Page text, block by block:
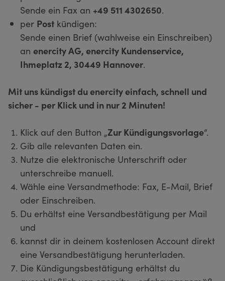
Sende ein Fax an +49 511 4302650.
per Post kündigen:
Sende einen Brief (wahlweise ein Einschreiben)
an enercity AG, enercity Kundenservice,
Ihmeplatz 2, 30449 Hannover.
Mit uns kündigst du enercity einfach, schnell und
sicher - per Klick und in nur 2 Minuten!
Klick auf den Button „Zur Kündigungsvorlage“.
Gib alle relevanten Daten ein.
Nutze die elektronische Unterschrift oder
unterschreibe manuell.
Wähle eine Versandmethode: Fax, E-Mail, Brief
oder Einschreiben.
Du erhältst eine Versandbestätigung per Mail
und
kannst dir in deinem kostenlosen Account direkt
eine Versandbestätigung herunterladen.
Die Kündigungsbestätigung erhältst du